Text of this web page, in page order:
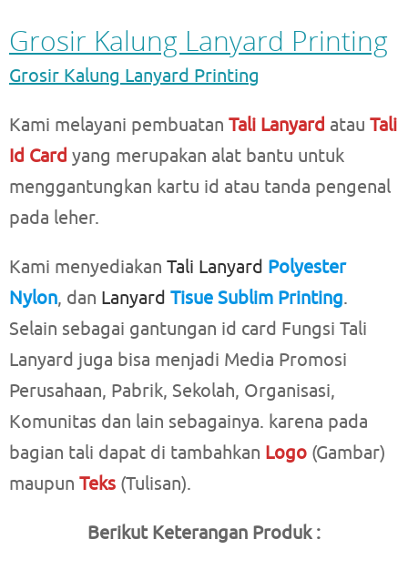
Grosir Kalung Lanyard Printing
Grosir Kalung Lanyard Printing
Kami melayani pembuatan Tali Lanyard atau Tali
Id Card yang merupakan alat bantu untuk
menggantungkan kartu id atau tanda pengenal
pada leher.
Kami menyediakan Tali Lanyard Polyester
Nylon, dan Lanyard Tisue Sublim Printing.
Selain sebagai gantungan id card Fungsi Tali
Lanyard juga bisa menjadi Media Promosi
Perusahaan, Pabrik, Sekolah, Organisasi,
Komunitas dan lain sebagainya. karena pada
bagian tali dapat di tambahkan Logo (Gambar)
maupun Teks (Tulisan).
Berikut Keterangan Produk :